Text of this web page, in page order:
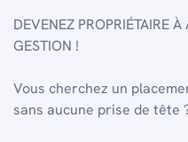
DEVENEZ PROPRIÉTAIRE
GESTION !
Vous cherchez un
sans aucune prise de tête